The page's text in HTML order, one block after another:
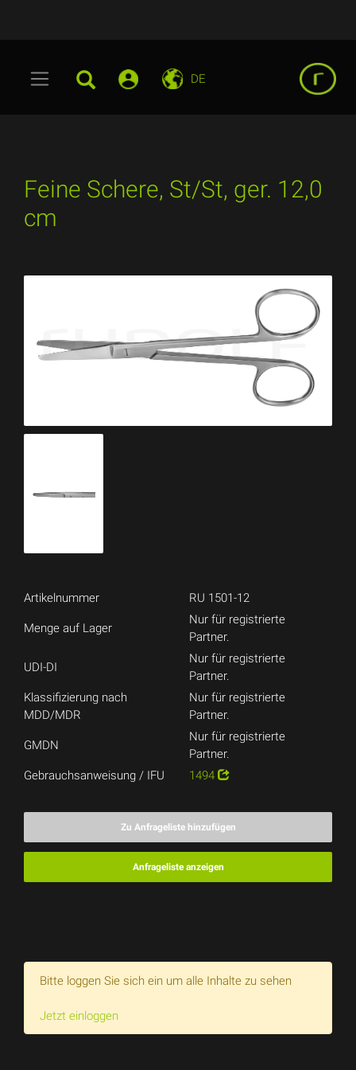
DE
Feine Schere, St/St, ger. 12,0
cm
Artikelnummer RU 1501-12
Menge auf Lager
Nur für registrierte
Partner.
UDI-DI
Nur für registrierte
Partner.
Klassifizierung nach
MDD/MDR
Nur für registrierte
Partner.
GMDN
Nur für registrierte
Partner.
Gebrauchsanweisung / IFU
1494
Zu Anfrageliste hinzufügen
Anfrageliste anzeigen
Bitte loggen Sie sich ein um alle Inhalte zu sehen
Jetzt einloggen